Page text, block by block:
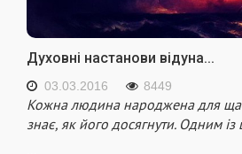
Духовні настанови відуна...
03.03.2016 8449
Кожна людина народжена для
знає, як його досягнути. Одним із